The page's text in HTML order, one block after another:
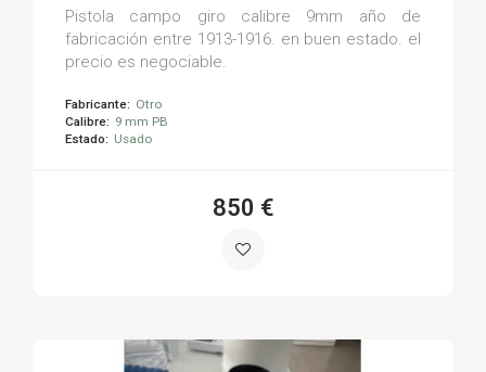
Pistola campo giro calibre 9mm año de
fabricación entre 1913-1916. en buen estado. el
precio es negociable.
Fabricante: Otro
Calibre: 9 mm PB
Estado: Usado
850 €